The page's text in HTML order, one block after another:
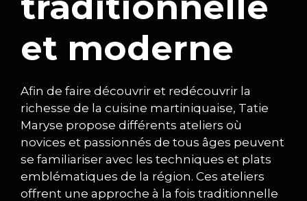
et moderne
Afin de faire découvrir et redécouvrir la
richesse de la cuisine martiniquaise, Tatie
Maryse propose différents ateliers où
novices et passionnés de tous âges peuvent
se familiariser avec les techniques et plats
emblématiques de la région. Ces ateliers
offrent une approche à la fois traditionnelle